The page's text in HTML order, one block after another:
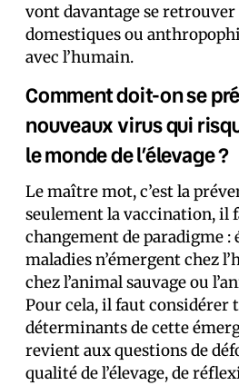
vont davantage se retrouver
domestiques ou
avec l’humain.
Comment doit-on se
nouveaux virus qui
le monde de l’élevage ?
Le maître mot, c’est la
seulement la vaccination, il
changement de paradigme :
maladies n’émergent chez
chez l’animal sauvage ou
Pour cela, il faut considérer
déterminants de cette
revient aux questions de
qualité de l’élevage, de